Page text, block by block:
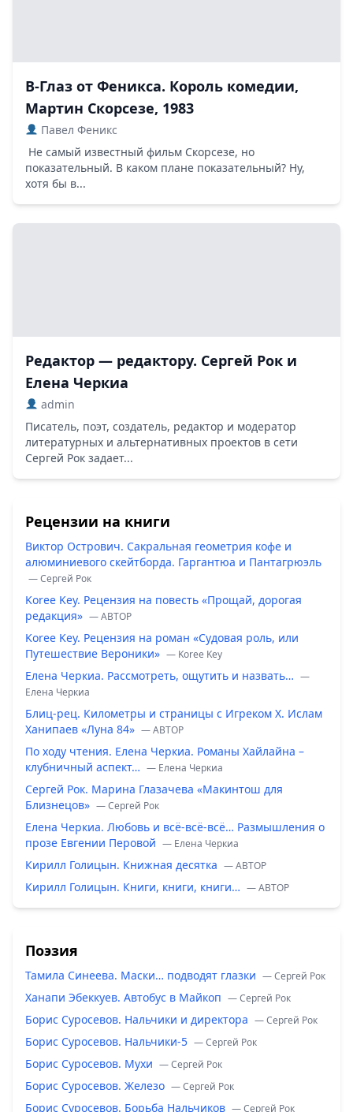
В-Глаз от Феникса. Король комедии,
Мартин Скорсезе, 1983
Павел Феникс
Не самый известный фильм Скорсезе, но
показательный. В каком плане показательный? Ну,
хотя бы в...
Редактор — редактору. Сергей Рок и
Елена Черкиа
admin
Писатель, поэт, создатель, редактор и модератор
литературных и альтернативных проектов в сети
Сергей Рок задает...
Рецензии на книги
Виктор Острович. Сакральная геометрия кофе и
алюминиевого скейтборда. Гаргантюа и Пантагрюэль
— Сергей Рок
Koree Key. Рецензия на повесть «Прощай, дорогая
редакция» — ABTOP
Koree Key. Рецензия на роман «Судовая роль, или
Путешествие Вероники» — Koree Key
Елена Черкиа. Рассмотреть, ощутить и назвать… —
Елена Черкиа
Блиц-рец. Километры и страницы с Игреком Х. Ислам
Ханипаев «Луна 84» — ABTOP
По ходу чтения. Елена Черкиа. Романы Хайлайна –
клубничный аспект… — Елена Черкиа
Сергей Рок. Марина Глазачева «Макинтош для
Близнецов» — Сергей Рок
Елена Черкиа. Любовь и всё-всё-всё… Размышления о
прозе Евгении Перовой — Елена Черкиа
Кирилл Голицын. Книжная десятка — ABTOP
Кирилл Голицын. Книги, книги, книги… — ABTOP
Поэзия
Тамила Синеева. Маски… подводят глазки — Сергей Рок
Ханапи Эбеккуев. Автобус в Майкоп — Сергей Рок
Борис Суросевов. Нальчики и директора — Сергей Рок
Борис Суросевов. Нальчики-5 — Сергей Рок
Борис Суросевов. Мухи — Сергей Рок
Борис Суросевов. Железо — Сергей Рок
Борис Суросевов. Борьба Нальчиков — Сергей Рок